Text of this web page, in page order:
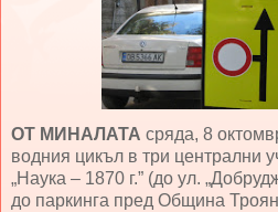
ОТ МИНАЛАТА сряда, 8
водния цикъл в три централни
„Наука – 1870 г.” (до ул.
до паркинга пред Община